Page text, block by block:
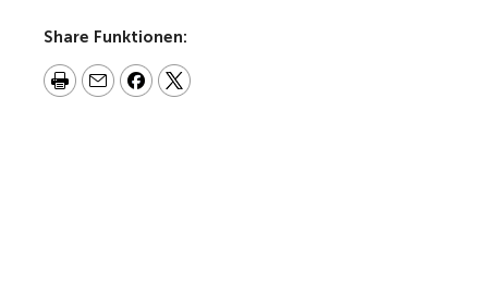
Share Funktionen: